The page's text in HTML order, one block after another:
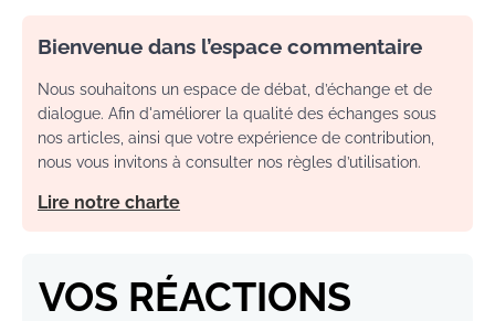
Bienvenue dans l’espace commentaire
Nous souhaitons un espace de débat, d’échange et de
dialogue. Afin d'améliorer la qualité des échanges sous
nos articles, ainsi que votre expérience de contribution,
nous vous invitons à consulter nos règles d’utilisation.
Lire notre charte
VOS RÉACTIONS